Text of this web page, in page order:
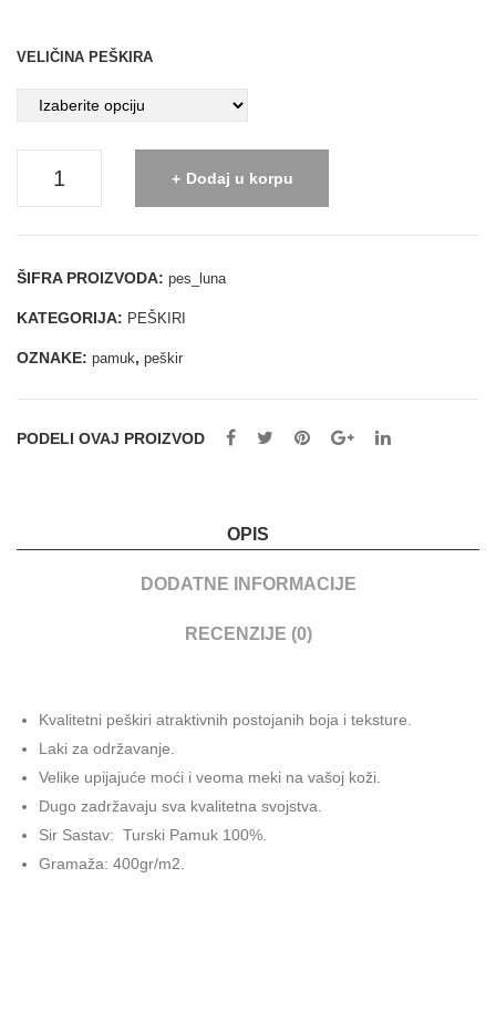
VELIČINA PEŠKIRA
Dodaj u korpu
ŠIFRA PROIZVODA: pes_luna
KATEGORIJA: PEŠKIRI
OZNAKE: pamuk, peškir
PODELI OVAJ PROIZVOD
OPIS
DODATNE INFORMACIJE
RECENZIJE (0)
Kvalitetni peškiri atraktivnih postojanih boja i teksture.
Laki za održavanje.
Velike upijajuće moći i veoma meki na vašoj koži.
Dugo zadržavaju sva kvalitetna svojstva.
Sir Sastav: Turski Pamuk 100%.
Gramaža: 400gr/m2.